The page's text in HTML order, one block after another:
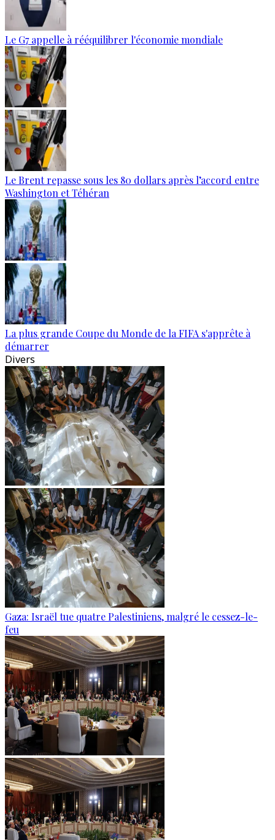
Le G7 appelle à rééquilibrer l'économie mondiale
Le Brent repasse sous les 80 dollars après l’accord entre
Washington et Téhéran
La plus grande Coupe du Monde de la FIFA s'apprête à
démarrer
Divers
Gaza: Israël tue quatre Palestiniens, malgré le cessez-le-
feu